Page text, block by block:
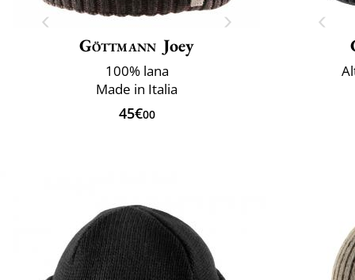
Göttmann Joey
100% lana
Made in Italia
45€00